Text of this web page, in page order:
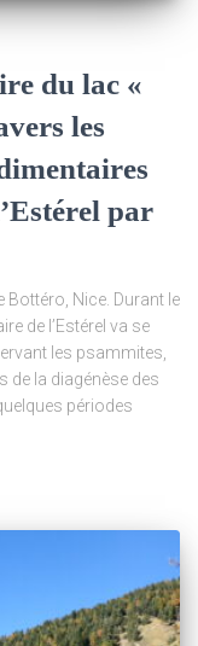
du lac «
les
par
Bottéro, Nice. Durant le
de l’Estérel va se
les psammites,
de la diagénèse des
périodes